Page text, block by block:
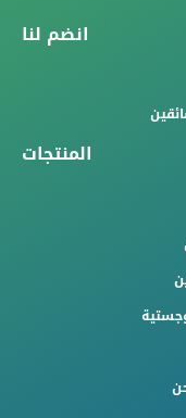
انضم لنا
المنتجات